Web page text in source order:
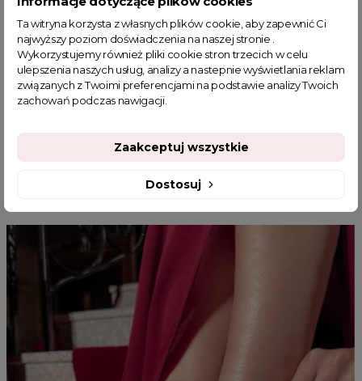
fajne ciuszki
jesienna stylizacja
spódnica damska z eko skóry
spódnica bombka
spódnica bombka midi
Długie zwiewne spódnice na lato
Modne spódnice
MOGĄ CI SIĘ SPODOBAĆ
Ta witryna korzysta z własnych plików cookie, aby zapewnić Ci
najwyższy poziom doświadczenia na naszej stronie .
Wykorzystujemy również pliki cookie stron trzecich w celu
ulepszenia naszych usług, analizy a nastepnie wyświetlania reklam
związanych z Twoimi preferencjami na podstawie analizy Twoich
zachowań podczas nawigacji.
Dostosuj
Zaakceptuj wszystkie